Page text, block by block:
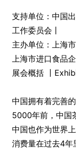
支持单位：中国
工作委员会丨
主办单位：上海
上海市进口食品
展会概括 丨
中国拥有着完善
5000年前，中国
中国也作为世界
消费量在过去4年